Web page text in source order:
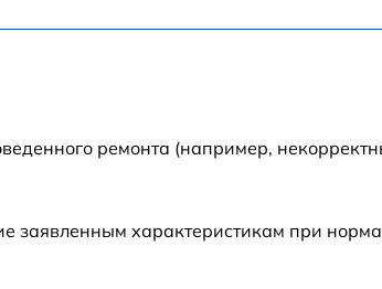
ремонта (например,
заявленным характеристикам при